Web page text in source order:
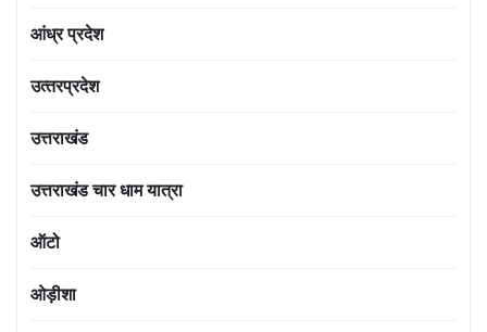
आंध्र प्रदेश
उत्‍तरप्रदेश
उत्तराखंड
उत्तराखंड चार धाम यात्रा
ऑटो
ओड़ीशा